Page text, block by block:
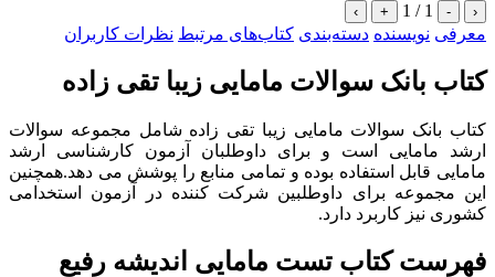
‹
-
1 / 1
+
›
معرفی نویسنده دسته‌بندی کتاب‌های مرتبط نظرات کاربران
کتاب بانک سوالات مامایی زیبا تقی زاده
کتاب بانک سوالات مامایی زیبا تقی زاده شامل مجموعه سوالات
ارشد مامایی است و برای داوطلبان آزمون کارشناسی ارشد
مامایی قابل استفاده بوده و تمامی منابع را پوشش می دهد.همچنین
این مجموعه برای داوطلبین شرکت کننده در آزمون استخدامی
کشوری نیز کاربرد دارد.
فهرست کتاب تست مامایی اندیشه رفیع